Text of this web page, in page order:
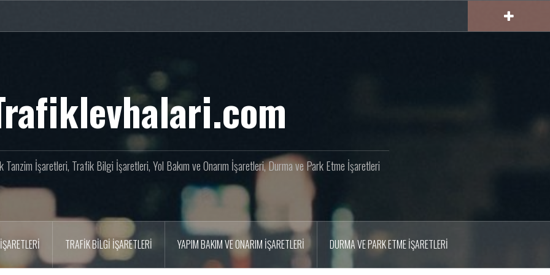
Tanzim İşaretleri, Trafik Bilgi İşaretleri, Yol Bakım ve Onarım İşaretleri, Durma ve Park Etme İşaretleri
TRAFIK BILGI İŞARETLERI YAPIM BAKIM VE ONARIM İŞARETLERI DURMA VE PARK ETME İŞARETLERI